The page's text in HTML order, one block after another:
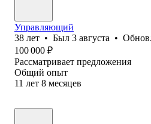
Управляющий
38 лет • Был 3 августа •
100 000 ₽
Рассматривает предложения
Общий опыт
11 лет 8 месяцев